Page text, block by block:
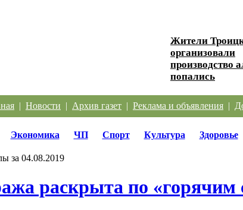
Жители
организовали
производство
попались
| Новости | Архив газет | Реклама и объявления |
Экономика ЧП Спорт Культура Здоровье
за 04.08.2019
раскрыта по «горячим